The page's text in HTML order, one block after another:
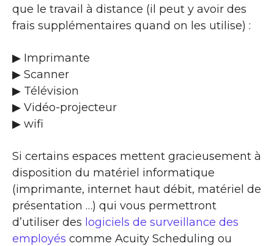
que le travail à distance (il peut y avoir des
frais supplémentaires quand on les utilise) :
▶ Imprimante
▶ Scanner
▶ Télévision
▶ Vidéo-projecteur
▶ wifi
Si certains espaces mettent gracieusement à
disposition du matériel informatique
(imprimante, internet haut débit, matériel de
présentation …) qui vous permettront
d’utiliser des logiciels de surveillance des
employés comme Acuity Scheduling ou